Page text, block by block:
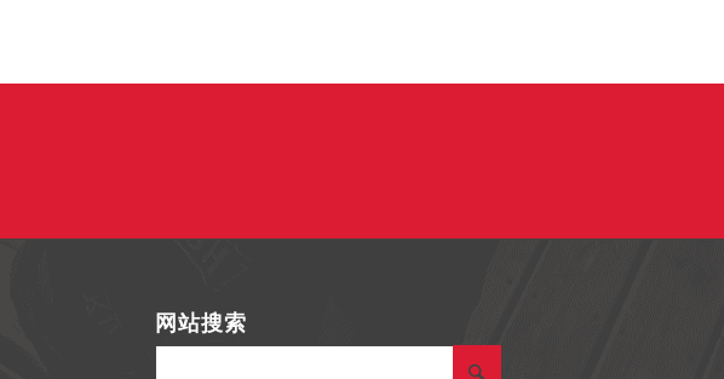
网站搜索